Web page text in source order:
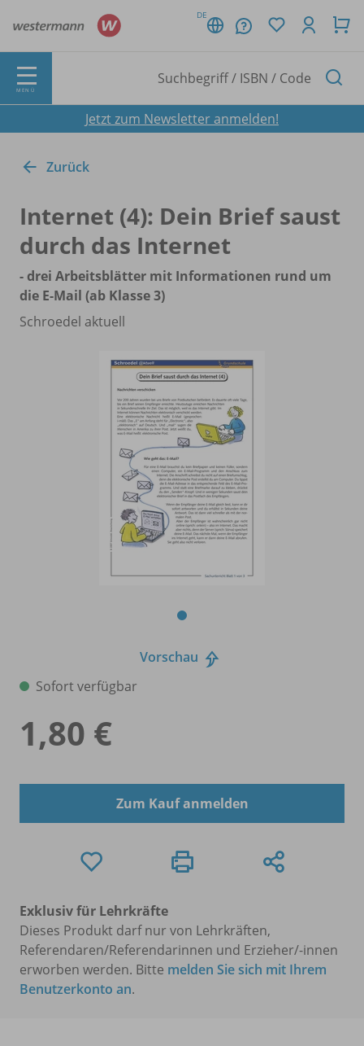
DE
MENÜ
Jetzt zum Newsletter anmelden!
Zurück
Internet (4): Dein Brief saust
durch das Internet
- drei Arbeitsblätter mit Informationen rund um
die E-Mail (ab Klasse 3)
Schroedel aktuell
Vorschau
Sofort verfügbar
1,80 €
Zum Kauf anmelden
Exklusiv für Lehrkräfte
Dieses Produkt darf nur von Lehrkräften,
Referendaren/Referendarinnen und Erzieher/-innen
erworben werden. Bitte melden Sie sich mit Ihrem
Benutzerkonto an.